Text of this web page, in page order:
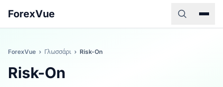
ForexVue
ForexVue › Γλωσσάρι › Risk-On
Risk-On